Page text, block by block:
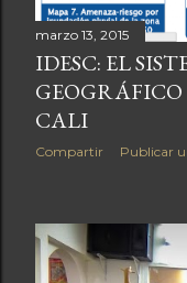
marzo 13, 2015
IDESC: EL
CALI
Compartir Publicar